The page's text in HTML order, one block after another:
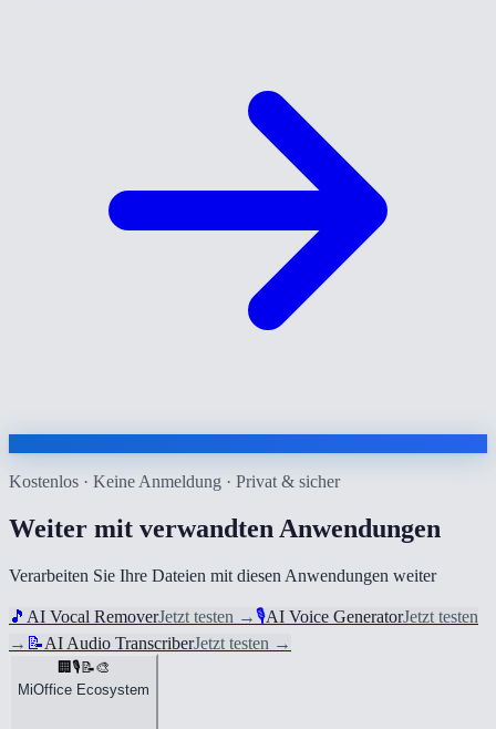
Kostenlos · Keine Anmeldung · Privat & sicher
Weiter mit verwandten Anwendungen
Verarbeiten Sie Ihre Dateien mit diesen Anwendungen weiter
🎵 AI Vocal RemoverJetzt testen →🎙️AI Voice GeneratorJetzt testen
→ 📝AI Audio TranscriberJetzt testen →
🏢🎙️📝🎨
MiOffice Ecosystem